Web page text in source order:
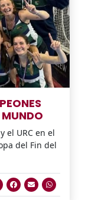
MUNDO
el URC en el
del Fin del